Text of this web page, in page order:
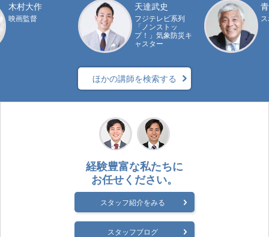
木村大作
映画監督
天達武史
フジテレビ系列
「ノンストッ
プ！」気象防災キ
ャスター
ほかの講師を検索する
経験豊富な私たちに
お任せください。
スタッフ紹介をみる
スタッフブログ